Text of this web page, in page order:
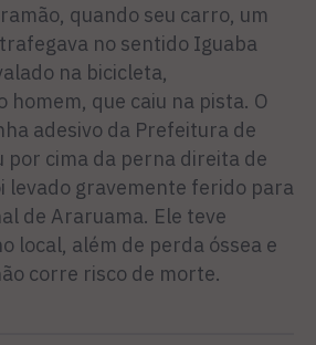
quando seu carro, um
no sentido Iguaba
na bicicleta,
homem, que caiu na pista. O
adesivo da Prefeitura de
por cima da perna direita de
levado gravemente ferido para
de Araruama. Ele teve
local, além de perda óssea e
corre risco de morte.